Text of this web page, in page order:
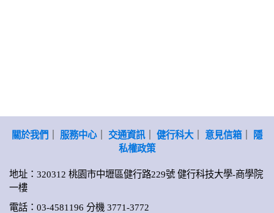
關於我們 服務中心｜ 交通資訊｜ 健行科大｜ 意見信箱｜
隱
私權政策
地址：320312 桃園市中壢區健行路229號 健行科技大學-商學院
一樓
電話：03-4581196 分機 3771-3772